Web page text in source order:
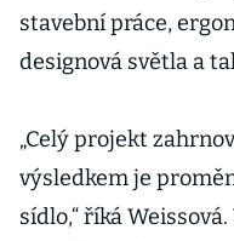
stavební práce,
designová světla a
„Celý projekt
výsledkem je
sídlo,“ říká